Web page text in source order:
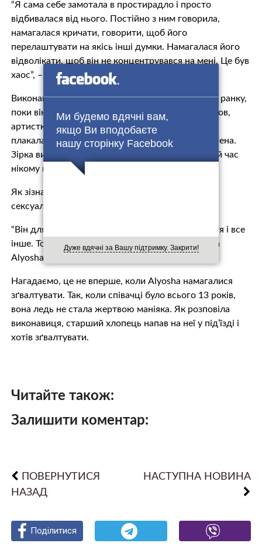
Ми будемо вдячні вам,
якщо Ви вподобаєте
нашу сторінку Facebook
Дуже вдячні за Вашу підтримку. Закрити!
“Я сама себе замотала в простирадло і просто
відбивалася від нього. Постійно з ним говорила,
намагалася кричати, говорити, щоб його
перелаштувати на якісь інші думки. Намагалася його
відволікати, щоб він не концентрувався на мені. Це був
хаос”, – поділилася зірка.
Виконавиця боролася із сусідом в купе до 04:00 ранку,
поки він не вийшов у Дніпрі. Коли кривдник пішов,
артистка просто сіла та сиділа мовчки. Вона не
плакала і не кричала, настільки була приголомшена.
Зірка вийшла на станції в Запоріжжі та тривалий час
нікому не розповідала про цей інцидент.
Як зізналася Alyosha, цей інцидент вплинув на її
сексуальне життя.
“Він для мене не такий важливий, як інші почуття і все
інше. Тобто я можу жити без цього”, – зазначила
Alyosha.
Нагадаємо, це не вперше, коли Alyosha намагалися
зґвалтувати. Так, коли співачці було всього 13 років,
вона ледь не стала жертвою маніяка. Як розповіла
виконавиця, старший хлопець напав на неї у під’їзді і
хотів зґвалтувати.
Читайте також:
Залишити коментар:
ПОВЕРНУТИСЯ
НАЗАД
НАСТУПНА НОВИНА
Поділитися
Поділитися
Поділитися